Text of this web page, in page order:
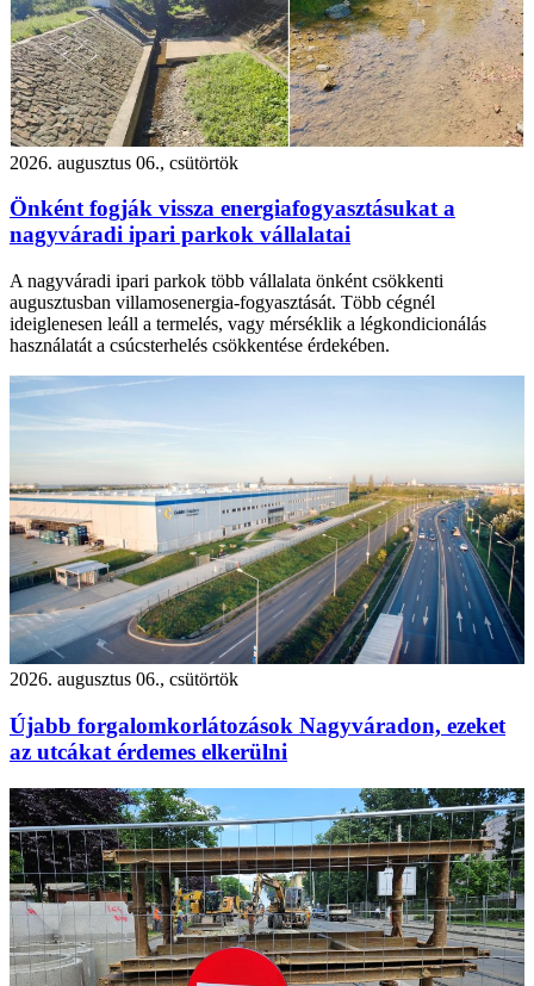
2026. augusztus 06., csütörtök
Önként fogják vissza energiafogyasztásukat a
nagyváradi ipari parkok vállalatai
A nagyváradi ipari parkok több vállalata önként csökkenti
augusztusban villamosenergia-fogyasztását. Több cégnél
ideiglenesen leáll a termelés, vagy mérséklik a légkondicionálás
használatát a csúcsterhelés csökkentése érdekében.
2026. augusztus 06., csütörtök
Újabb forgalomkorlátozások Nagyváradon, ezeket
az utcákat érdemes elkerülni